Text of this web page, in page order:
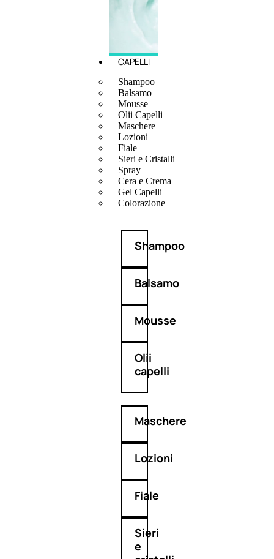
CAPELLI
Shampoo
Balsamo
Mousse
Olii Capelli
Maschere
Lozioni
Fiale
Sieri e Cristalli
Spray
Cera e Crema
Gel Capelli
Colorazione
Shampoo
Balsamo
Mousse
Olii
capelli
Maschere
Lozioni
Fiale
Sieri
e